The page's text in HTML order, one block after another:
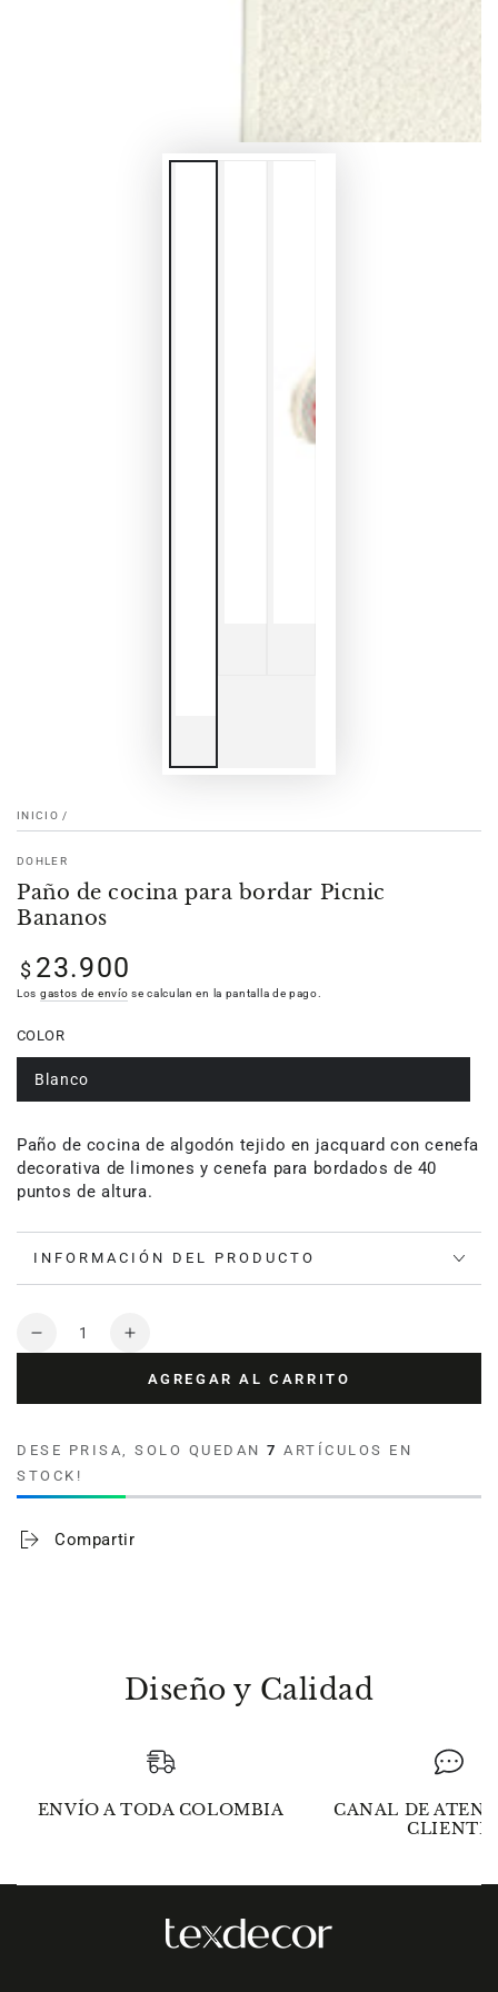
INICIO /
DOHLER
Paño de cocina para bordar Picnic
Bananos
Precio
regular
$ 23.900
Los gastos de envío se calculan en la pantalla de pago.
COLOR
Blanco
Paño de cocina de algodón tejido en jacquard con cenefa
decorativa de limones y cenefa para bordados de 40
puntos de altura.
INFORMACIÓN DEL PRODUCTO
Cantidad
Reducir
cocina
para
bordar
Picnic
Bananos
Aumentar
para
cocina
bordar
Bananos
AGREGAR AL CARRITO
DESE PRISA, SOLO QUEDAN 7 ARTÍCULOS EN
STOCK!
Compartir
Diseño y Calidad
ENVÍO A TODA COLOMBIA
CANAL DE
CLIENTE